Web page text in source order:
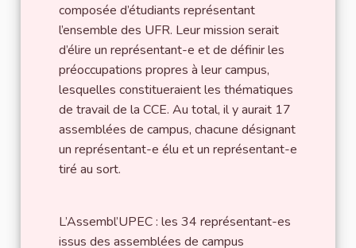
composée d’étudiants représentant
l’ensemble des UFR. Leur mission serait
d’élire un représentant-e et de définir les
préoccupations propres à leur campus,
lesquelles constitueraient les thématiques
de travail de la CCE. Au total, il y aurait 17
assemblées de campus, chacune désignant
un représentant-e élu et un représentant-e
tiré au sort.
L’Assembl’UPEC : les 34 représentant-es
issus des assemblées de campus